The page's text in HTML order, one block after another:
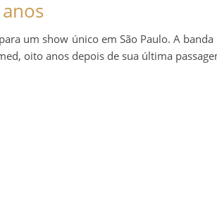
um show único em São Paulo. A banda
oito anos depois de sua última